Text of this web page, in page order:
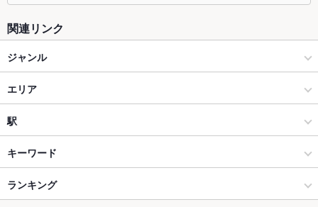
ソファー なし
テラス席
貸切
設備
Wi-Fi
ー
駐車場
関連リンク
ジャンル
焼肉・ホルモン
焼肉
名古屋（名古屋駅/西区/中村区） × 焼肉・ホルモン
名古屋（名古屋駅/西区/中村区） × 焼肉
エリア
名古屋駅
名古屋駅 × 焼肉・ホルモン
名古屋駅 × 焼肉
駅
近鉄名古屋駅
名古屋駅
キーワード
お茶漬け
ランキング